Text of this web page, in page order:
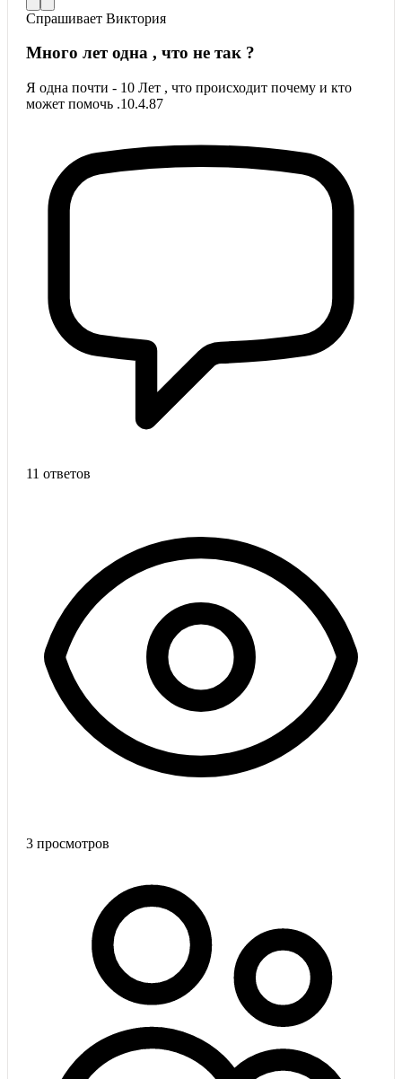
Спрашивает Виктория
Много лет одна , что не так ?
Я одна почти - 10 Лет , что происходит почему и кто
может помочь .10.4.87
11 ответов
3 просмотров